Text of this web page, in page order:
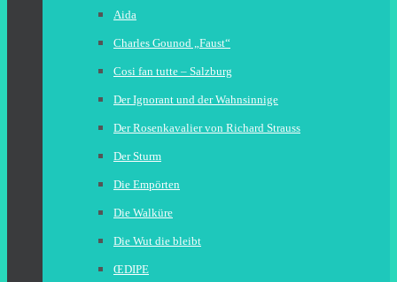
Aida
Charles Gounod „Faust“
Cosi fan tutte – Salzburg
Der Ignorant und der Wahnsinnige
Der Rosenkavalier von Richard Strauss
Der Sturm
Die Empörten
Die Walküre
Die Wut die bleibt
ŒDIPE